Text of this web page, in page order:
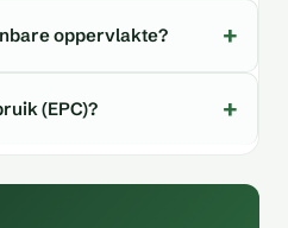
oppervlakte?
(EPC)?